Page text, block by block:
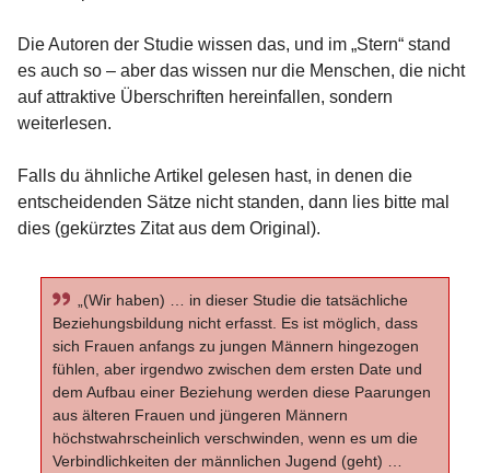
Die Autoren der Studie wissen das, und im „Stern“ stand
es auch so – aber das wissen nur die Menschen, die nicht
auf attraktive Überschriften hereinfallen, sondern
weiterlesen.
Falls du ähnliche Artikel gelesen hast, in denen die
entscheidenden Sätze nicht standen, dann lies bitte mal
dies (gekürztes Zitat aus dem Original).
„(Wir haben) … in dieser Studie die tatsächliche
Beziehungsbildung nicht erfasst. Es ist möglich, dass
sich Frauen anfangs zu jungen Männern hingezogen
fühlen, aber irgendwo zwischen dem ersten Date und
dem Aufbau einer Beziehung werden diese Paarungen
aus älteren Frauen und jüngeren Männern
höchstwahrscheinlich verschwinden, wenn es um die
Verbindlichkeiten der männlichen Jugend (geht) …